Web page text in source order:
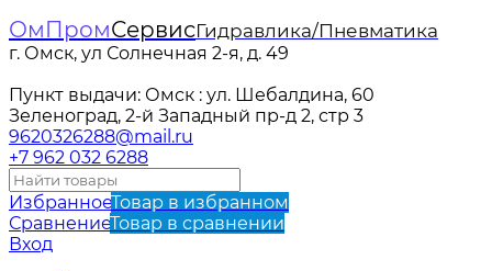
ОмПромСервисГидравлика/Пневматика
г. Омск, ул Солнечная 2-я, д. 49
Пункт выдачи: Омск : ул. Шебалдина, 60
Зеленоград, 2-й Западный пр-д 2, стр 3
9620326288@mail.ru
+7 962 032 6288
ИзбранноеТовар в избранном
СравнениеТовар в сравнении
Вход